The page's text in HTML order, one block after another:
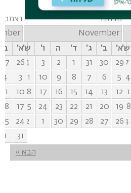
5
ש'
7
14
21
28
4
נובמבר
November
א'
ב' ג' ד' ה ו'
ש'
29
30
31
1
2
3
4
5
6
7
8
9
10
11
12
13
14
15
16
17
18
19
20
21
22
23
24
25
26
27
28
29
30
1
2
דצמבר
א'
ב'
26
27
3
4
10
11
17
18
24
25
31
1
הבא ››